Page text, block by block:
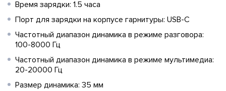
Время зарядки: 1.5 часа
Порт для зарядки на корпусе гарнитуры: USB-C
Частотный диапазон динамика в режиме разговора:
100-8000 Гц
Частотный диапазон динамика в режиме мультимедиа:
20-20000 Гц
Размер динамика: 35 мм